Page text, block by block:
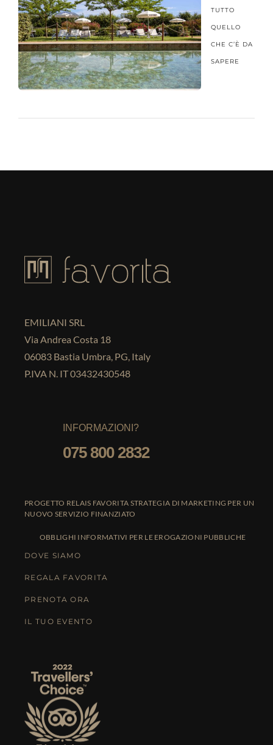
TUTTO
QUELLO
CHE C’È DA
SAPERE
EMILIANI SRL
Via Andrea Costa 18
06083 Bastia Umbra, PG, Italy
P.IVA N. IT 03432430548
INFORMAZIONI?
075 800 2832
PROGETTO RELAIS FAVORITA STRATEGIA DI MARKETING PER UN
NUOVO SERVIZIO FINANZIATO
OBBLIGHI INFORMATIVI PER LE EROGAZIONI PUBBLICHE
DOVE SIAMO
REGALA FAVORITA
PRENOTA ORA
IL TUO EVENTO